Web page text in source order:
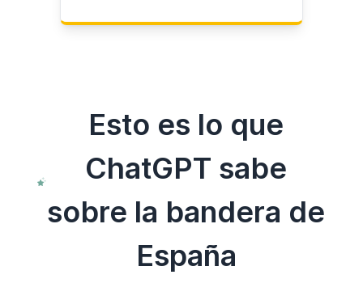
Esto es lo que
ChatGPT sabe
sobre la bandera de
España